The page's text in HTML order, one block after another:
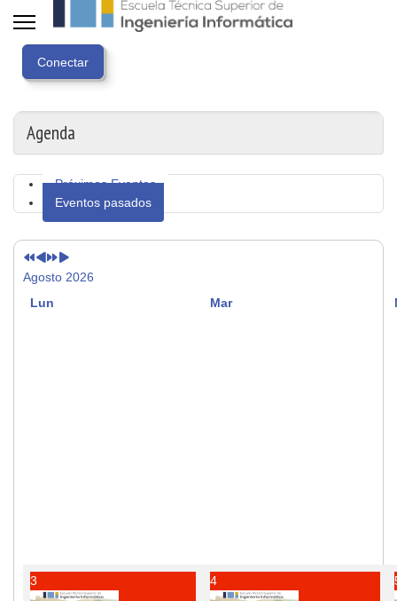
Agenda
Próximos Eventos
Eventos pasados
anterior
Agosto 2026
Lun
Mar
3 4